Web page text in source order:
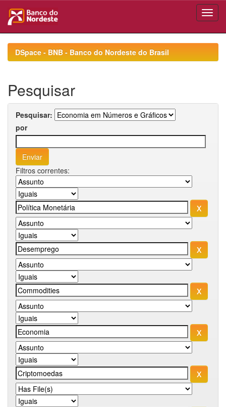
navigationDSpace - BNB - Banco do Nordeste do Brasil
Pesquisar
Pesquisar:
por
Filtros correntes: